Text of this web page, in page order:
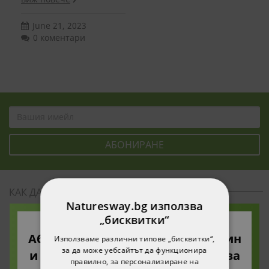
June 21, 2023
0 коментари
Абонирайте се за нашия бюлетин
и ще получите 10% намаление за
КАК ДА НАПРАВЯ ПОКУПКА
Политика за поверителност
Общи условия за пазаруване
Naturesway.bg използва
„бисквитки“
Използваме различни типове „бисквитки“,
за да може уебсайтът да функционира
правилно, за персонализиране на